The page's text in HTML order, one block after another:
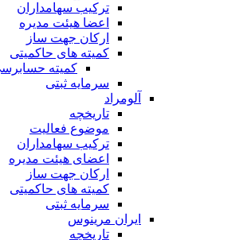
ترکیب سهامداران
اعضا هیئت مدیره
ارکان جهت ساز
کمیته های حاکمیتی
کمیته
سرمایه ثبتی
آلومراد
تاریخچه
موضوع فعالیت
ترکیب سهامداران
اعضای هیئت مدیره
ارکان جهت ساز
کمیته های حاکمیتی
سرمایه ثبتی
ایران مرینوس
تاریخچه